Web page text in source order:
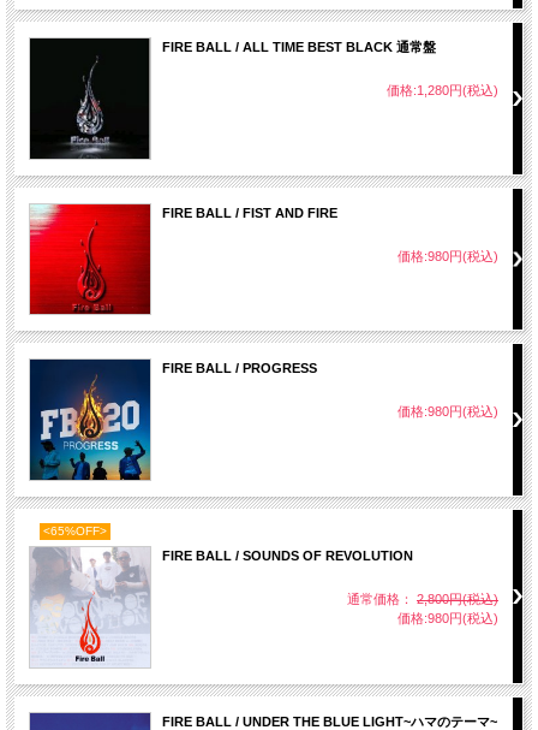
FIRE BALL / ALL TIME BEST BLACK 通常盤
価格:1,280円(税込)
FIRE BALL / FIST AND FIRE
価格:980円(税込)
FIRE BALL / PROGRESS
価格:980円(税込)
<65%OFF>
FIRE BALL / SOUNDS OF REVOLUTION
通常価格： 2,800円(税込)
価格:980円(税込)
FIRE BALL / UNDER THE BLUE LIGHT~ハマのテーマ~